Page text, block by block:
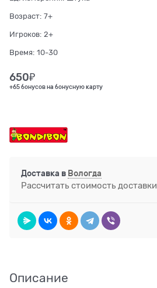
Возраст: 7+
Игроков: 2+
Время: 10-30
650₽
+65 бонусов на бонусную карту
Доставка в Вологда
Рассчитать стоимость доставки
Описание